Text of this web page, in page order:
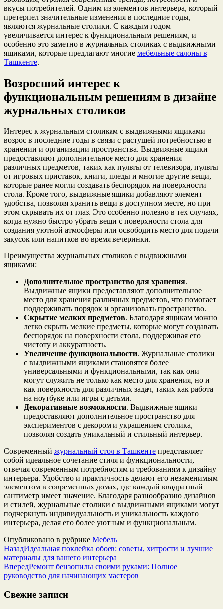
вкусы потребителей. Одним из элементов интерьера, который
претерпел значительные изменения в последние годы,
являются журнальные столики. С каждым годом
увеличивается интерес к функциональным решениям, и
особенно это заметно в журнальных столиках с выдвижными
ящиками, которые предлагают многие мебельные салоны в
Ташкенте.
Возросший интерес к
функциональным решениям в дизайне
журнальных столиков
Интерес к журнальным столикам с выдвижными ящиками
возрос в последние годы в связи с растущей потребностью в
хранении и организации пространства. Выдвижные ящики
предоставляют дополнительное место для хранения
различных предметов, таких как пульты от телевизора, пульты
от игровых приставок, книги, пледы и многие другие вещи,
которые ранее могли создавать беспорядок на поверхности
стола. Кроме того, выдвижные ящики добавляют элемент
удобства, позволяя хранить вещи в доступном месте, но при
этом скрывать их от глаз. Это особенно полезно в тех случаях,
когда нужно быстро убрать вещи с поверхности стола для
создания уютной атмосферы или освободить место для подачи
закусок или напитков во время вечеринки.
Преимущества журнальных столиков с выдвижными
ящиками:
Дополнительное пространство для хранения.
Выдвижные ящики предоставляют дополнительное
место для хранения различных предметов, что помогает
поддерживать порядок и организовать пространство.
Скрытие мелких предметов. Благодаря ящикам можно
легко скрыть мелкие предметы, которые могут создавать
беспорядок на поверхности стола, поддерживая его
чистоту и аккуратность.
Увеличение функциональности. Журнальные столики
с выдвижными ящиками становятся более
универсальными и функциональными, так как они
могут служить не только как место для хранения, но и
как поверхность для различных задач, таких как работа
на ноутбуке или игры с детьми.
Декоративные возможности. Выдвижные ящики
предоставляют дополнительное пространство для
экспериментов с декором и украшением столика,
позволяя создать уникальный и стильный интерьер.
Современный журнальный стол в Ташкенте представляет
собой идеальное сочетание стиля и функциональности,
отвечая современным потребностям и требованиям к дизайну
интерьера. Удобство и практичность делают его незаменимым
элементом в современных домах, где каждый квадратный
сантиметр имеет значение. Благодаря разнообразию дизайнов
и стилей, журнальные столики с выдвижными ящиками могут
подчеркнуть индивидуальность и уникальность каждого
интерьера, делая его более уютным и функциональным.
Опубликовано в рубрике Мебель
НазадИдеальная поклейка обоев: советы, хитрости и лучшие
материалы для вашего интерьера
ВпередРемонт бензопилы своими руками: Полное
руководство для начинающих мастеров
Свежие записи